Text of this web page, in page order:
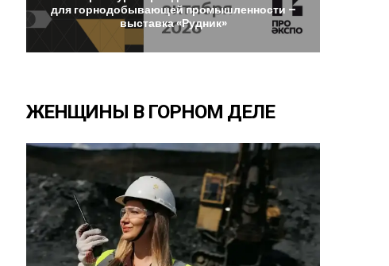
для горнодобывающейпромышленности –
выставка«Рудник»
ЖЕНЩИНЫ В ГОРНОМ ДЕЛЕ